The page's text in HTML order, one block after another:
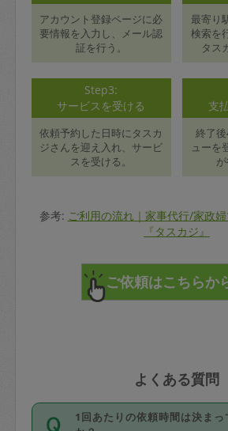
アカウント登録ページに必
要情報を入力し、メール認
証を行う。
最寄り
検索を
タス
Step3:
サービスを受ける
依頼予約した日時にタスカ
ジさんを迎え入れ、サービ
スを受ける。
支
終了
ューを
参考: ご利用の流れ｜家事代行/家政
『タスカジ』
よくある質問
1回あたりの依頼時間は決まっ